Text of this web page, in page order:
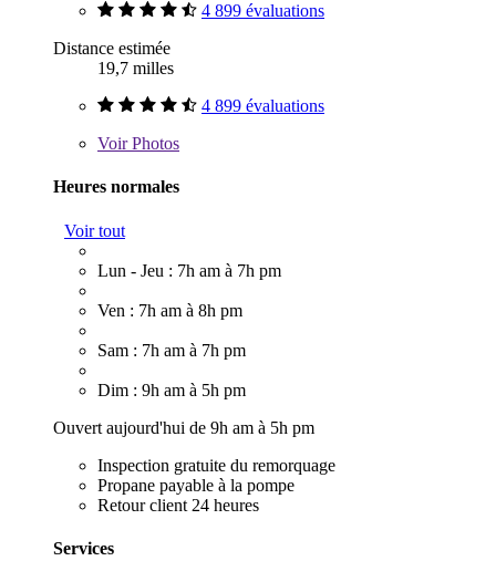
4 899 évaluations
Distance estimée
19,7 milles
4 899 évaluations
VoirPhotos
Heures normales
Voir tout
Lun - Jeu : 7h am à 7h pm
Ven : 7h am à 8h pm
Sam : 7h am à 7h pm
Dim : 9h am à 5h pm
Ouvert aujourd'hui de 9h am à 5h pm
Inspection gratuite du remorquage
Propane payable à la pompe
Retour client 24 heures
Services